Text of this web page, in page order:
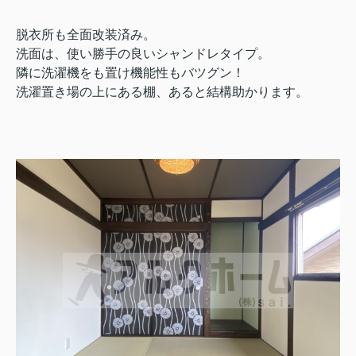
脱衣所も全面改装済み。
洗面は、使い勝手の良いシャンドレタイプ。
隣に洗濯機をも置け機能性もバツグン！
洗濯置き場の上にある棚、あると結構助かります。